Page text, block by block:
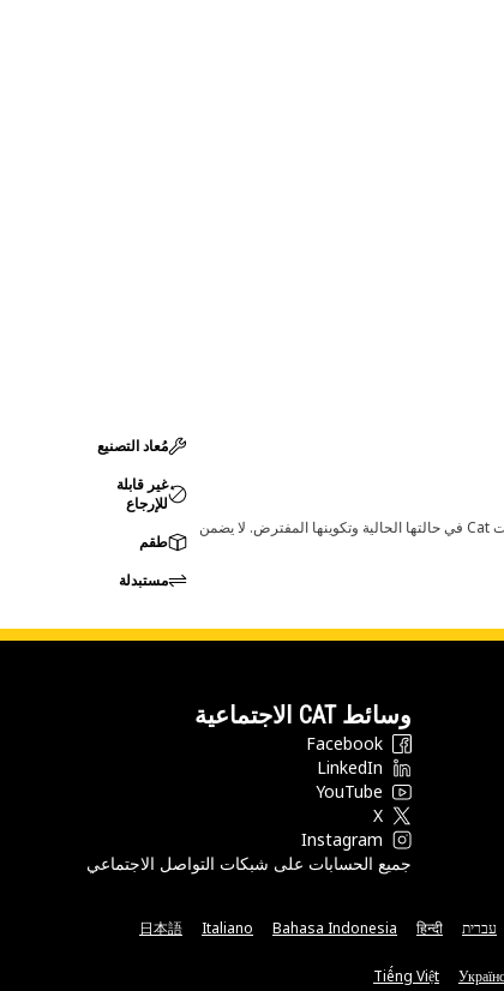
قد تؤدي أي تغييرات في ضبط الشركة المصنعة إلى عدم ملاءمة المنتج لمعدات Cat لديك. يرجى استشارة وكيل Cat لديك قبل الشراء للتأكد من أن هذه القطعة مناسبة لمعدات Cat في حالتها الحالية وتكوينها المفترض. لا يضمن
مُعاد التصنيع
غير قابلة
للإرجاع
طقم
مستبدلة
وسائط CAT الاجتماعية
Facebook
LinkedIn
YouTube
X
Instagram
جميع الحسابات على شبكات التواصل الاجتماعي
עברית हिन्दी
Bahasa Indonesia
Italiano
日本語
Tiếng Việt